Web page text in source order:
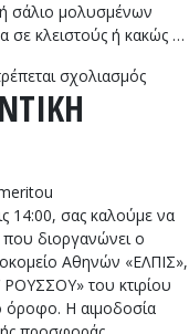
σάλιο μολυσμένων
σε κλειστούς ή κακώς …
σχολιασμόςστο
14:00, σας καλούμε να
που διοργανώνει ο
Αθηνών «ΕΛΠΙΣ»,
του κτιρίου
όροφο. Η αιμοδοσία